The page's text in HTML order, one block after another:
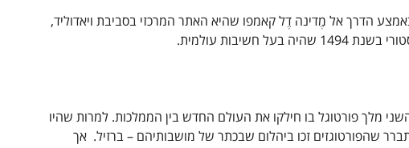
הדרך אל מֶדינה דֶל קאמפו שהיא האתר המרכזי בסביבת ויאדוליד,
עולמית.
מלך פורטוגל בו חילקו את העולם החדש בין הממלכות. למרות שהיו
שהפורטוגזים זכו ביהלום שבכתר של מושבותיהם – ברזיל. אך